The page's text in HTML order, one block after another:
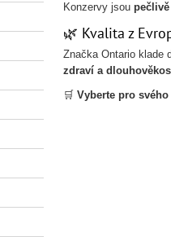
Konzervy jsou
🌿 Kvalita z
Značka Ontario klade
zdraví a
🛒 Vyberte pro